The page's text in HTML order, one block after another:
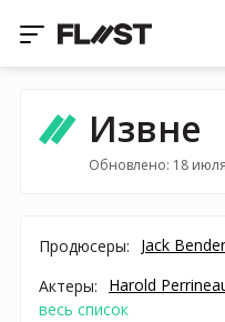
Извне
Обновлено: 18
Продюсеры: Jack Bender
Актеры:
Harold
весь список